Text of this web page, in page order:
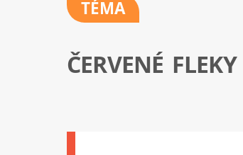
TÉMA
ČERVENÉ